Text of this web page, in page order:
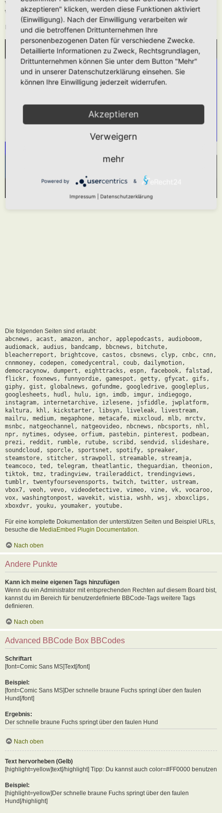
Wie oben beschrieben kann die URL auch ohne die[media]Tags verwendet
werden.
Das hier gezeigt Beispiel würde folgendes generieren:
WIR BENÖTIGEN IHRE ZUSTIMMUNG, UM
DEN YOUTUBE-SERVICE ZU LADEN!
um Videoinhalte einzubetten. Dieser Service kann
Daten zu Ihren Aktivitäten sammeln. Bitte lesen
Sie die Details durch und stimmen Sie der
Nutzung des Service zu, um dieses Video
Mehr Informationen
Powered byUsercentrics Consent Management Platform
Die folgenden Seiten sind erlaubt:
abcnews, acast, amazon, anchor, applepodcasts, audioboom,
audiomack, audius, bandcamp, bbcnews, bitchute,
bleacherreport, brightcove, castos, cbsnews, clyp, cnbc, cnn,
cnnmoney, codepen, comedycentral, coub, dailymotion,
democracynow, dumpert, eighttracks, espn, facebook, falstad,
flickr, foxnews, funnyordie, gamespot, getty, gfycat, gifs,
giphy, gist, globalnews, gofundme, googledrive, googleplus,
googlesheets, hudl, hulu, ign, imdb, imgur, indiegogo,
instagram, internetarchive, izlesene, jsfiddle, jwplatform,
kaltura, khl, kickstarter, libsyn, liveleak, livestream,
mailru, medium, megaphone, metacafe, mixcloud, mlb, mrctv,
msnbc, natgeochannel, natgeovideo, nbcnews, nbcsports, nhl,
npr, nytimes, odysee, orfium, pastebin, pinterest, podbean,
prezi, reddit, rumble, rutube, scribd, sendvid, slideshare,
soundcloud, sporcle, sportsnet, spotify, spreaker,
steamstore, stitcher, strawpoll, streamable, streamja,
teamcoco, ted, telegram, theatlantic, theguardian, theonion,
tiktok, tmz, tradingview, traileraddict, trendingviews,
tumblr, twentyfoursevensports, twitch, twitter, ustream,
vbox7, veoh, vevo, videodetective, vimeo, vine, vk, vocaroo,
vox, washingtonpost, wavekit, wistia, wshh, wsj, xboxclips,
xboxdvr, youku, youmaker, youtube.
Für eine komplette Dokumentation der unterstützen Seiten und Beispiel URLs,
besuche die MediaEmbed Plugin Documentation.
Nach oben
Andere Punkte
Kann ich meine eigenen Tags hinzufügen
Wenn du ein Administrator mit entsprechenden Rechten auf diesem Board bist,
kannst du im Bereich für benutzerdefinierte BBCode-Tags weitere Tags
definieren.
Nach oben
Advanced BBCode Box BBCodes
Schriftart
[font=Comic Sans MS]Text[/font]
Beispiel:
[font=Comic Sans MS]Der schnelle braune Fuchs springt über den faulen
Hund[/font]
Ergebnis:
Der schnelle braune Fuchs springt über den faulen Hund
Nach oben
Text hervorheben (Gelb)
[highlight=yellow]text[/highlight] Tipp: Du kannst auch color=#FF0000 benutzen
Beispiel:
[highlight=yellow]Der schnelle braune Fuchs springt über den faulen
Hund[/highlight]
akzeptieren" klicken, werden diese Funktionen aktiviert
(Einwilligung). Nach der Einwilligung verarbeiten wir
und die betroffenen Drittunternehmen Ihre
personenbezogenen Daten für verschiedene Zwecke.
Detaillierte Informationen zu Zweck, Rechtsgrundlagen,
Drittunternehmen können Sie unter dem Button "Mehr"
und in unserer Datenschutzerklärung einsehen. Sie
können Ihre Einwilligung jederzeit widerrufen.
Akzeptieren
Verweigern
mehr
Powered by &
Impressum Datenschutzerklärung